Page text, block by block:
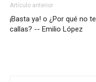
Artículo anterior
¡Basta ya! o ¿Por qué no te
callas? -- Emilio López